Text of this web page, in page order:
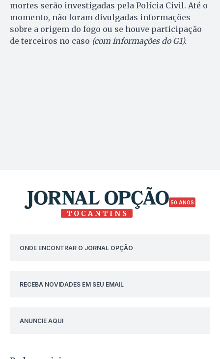
mortes serão investigadas pela Polícia Civil. Até o
momento, não foram divulgadas informações
sobre a origem do fogo ou se houve participação
de terceiros no caso (com informações do G1).
50 ANOS
ONDE ENCONTRAR O JORNAL OPÇÃO
RECEBA NOVIDADES EM SEU EMAIL
ANUNCIE AQUI